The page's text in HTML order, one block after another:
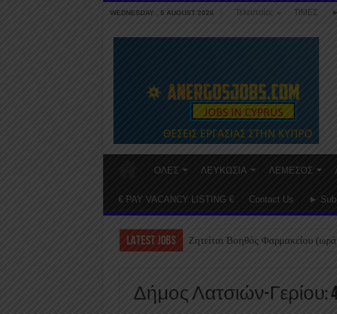
WEDNESDAY , 5 AUGUST 2026 Τελευταίες ΤΙΜΕΣ
ΟΛΕΣ ΛΕΥΚΩΣΙΑ ΛΕΜΕΣΟΣ
€ PAY VACANCY LISTING € Contact Us ►
LATEST JOBS Ζητείται Βοηθός Φαρμακείου
Δήμος Λατσιών-Γερίου: